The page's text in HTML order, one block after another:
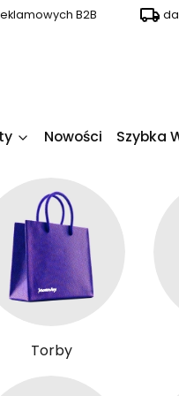
B2B
Nowości Szybka
Torby